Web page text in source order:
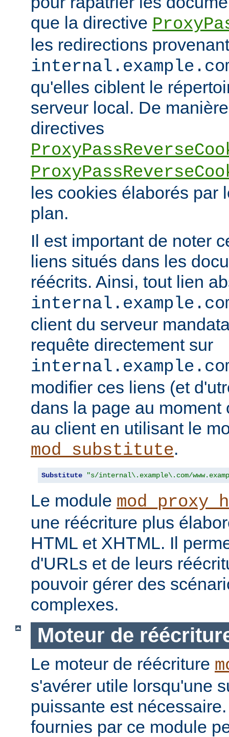
que la directive
les redirections
qu'elles ciblent le
serveur local. De
directives
les cookies élaborés par
plan.
Il est important de noter
liens situés dans les
réécrits. Ainsi, tout lien
client du serveur
requête directement sur
modifier ces liens (et
dans la page au moment
au client en utilisant le
mod_substitute.
Substitute "s/internal\.example\.com/
Le module
une réécriture plus
HTML et XHTML. Il
d'URLs et de leurs
pouvoir gérer des
complexes.
Moteur de
Le moteur de réécriture
s'avérer utile lorsqu'une
puissante est
fournies par ce module